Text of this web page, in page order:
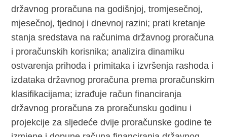
državnog proračuna na godišnjoj, tromjesečnoj,
mjesečnoj, tjednoj i dnevnoj razini; prati kretanje
stanja sredstava na računima državnog proračuna
i proračunskih korisnika; analizira dinamiku
ostvarenja prihoda i primitaka i izvršenja rashoda i
izdataka državnog proračuna prema proračunskim
klasifikacijama; izrađuje račun financiranja
državnog proračuna za proračunsku godinu i
projekcije za sljedeće dvije proračunske godine te